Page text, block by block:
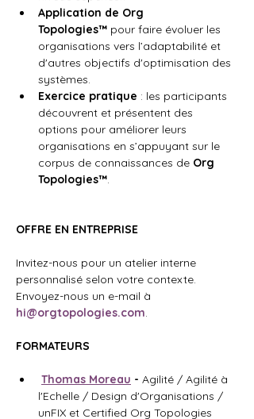
Application de Org
Topologies™ pour faire évoluer les
organisations vers l’adaptabilité et
d'autres objectifs d'optimisation des
systèmes.
Exercice pratique : les participants
découvrent et présentent des
options pour améliorer leurs
organisations en s’appuyant sur le
corpus de connaissances de Org
Topologies™
OFFRE EN ENTREPRISE
Invitez-nous pour un atelier interne
personnalisé selon votre contexte.
Envoyez-nous un e-mail à
hi@orgtopologies.com
FORMATEURS
Thomas Moreau - Agilité / Agilité à
l'Echelle / Design d'Organisations /
unFIX et Certified Org Topologies